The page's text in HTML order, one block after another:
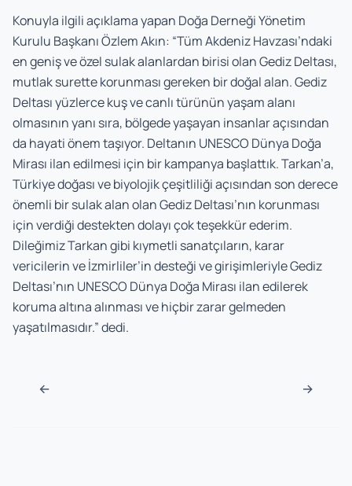
Konuyla ilgili açıklama yapan Doğa Derneği Yönetim
Kurulu Başkanı Özlem Akın: “Tüm Akdeniz Havzası’ndaki
en geniş ve özel sulak alanlardan birisi olan Gediz Deltası,
mutlak surette korunması gereken bir doğal alan. Gediz
Deltası yüzlerce kuş ve canlı türünün yaşam alanı
olmasının yanı sıra, bölgede yaşayan insanlar açısından
da hayati önem taşıyor. Deltanın UNESCO Dünya Doğa
Mirası ilan edilmesi için bir kampanya başlattık. Tarkan’a,
Türkiye doğası ve biyolojik çeşitliliği açısından son derece
önemli bir sulak alan olan Gediz Deltası’nın korunması
için verdiği destekten dolayı çok teşekkür ederim.
Dileğimiz Tarkan gibi kıymetli sanatçıların, karar
vericilerin ve İzmirliler’in desteği ve girişimleriyle Gediz
Deltası’nın UNESCO Dünya Doğa Mirası ilan edilerek
koruma altına alınması ve hiçbir zarar gelmeden
yaşatılmasıdır.” dedi.
Post navigation
← →